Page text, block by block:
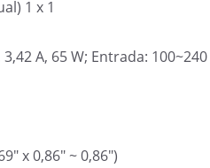
1 x 1
3,42 A, 65 W; Entrada:
x 0,86″ ~ 0,86″)